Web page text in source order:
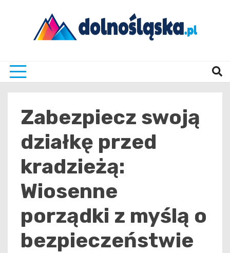
Zabezpiecz swoją
działkę przed
kradzieżą:
Wiosenne
porządki z myślą o
bezpieczeństwie